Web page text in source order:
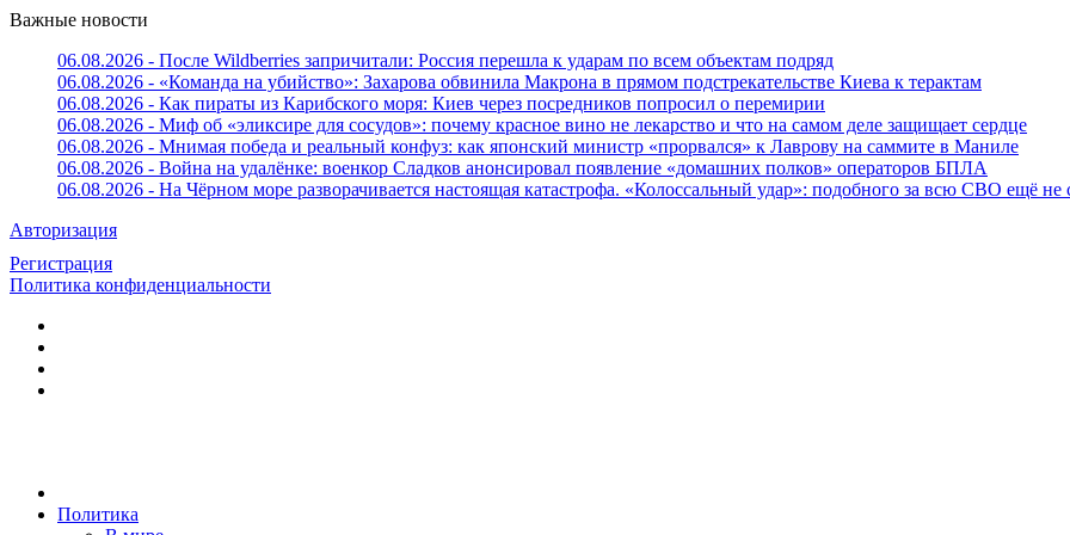
Важные новости
06.08.2026 - После Wildberries запричитали: Россия перешла к ударам по всем объектам подряд
06.08.2026 - «Команда на убийство»: Захарова обвинила Макрона в прямом подстрекательстве Киева к терактам
06.08.2026 - Как пираты из Карибского моря: Киев через посредников попросил о перемирии
06.08.2026 - Миф об «эликсире для сосудов»: почему красное вино не лекарство и что на самом деле защищает сердце
06.08.2026 - Мнимая победа и реальный конфуз: как японский министр «прорвался» к Лаврову на саммите в Маниле
06.08.2026 - Война на удалёнке: военкор Сладков анонсировал появление «домашних полков» операторов БПЛА
06.08.2026 - На Чёрном море разворачивается настоящая катастрофа. «Колоссальный удар»: подобного за всю СВО ещё не
Авторизация
Регистрация
Политика конфиденциальности
Политика